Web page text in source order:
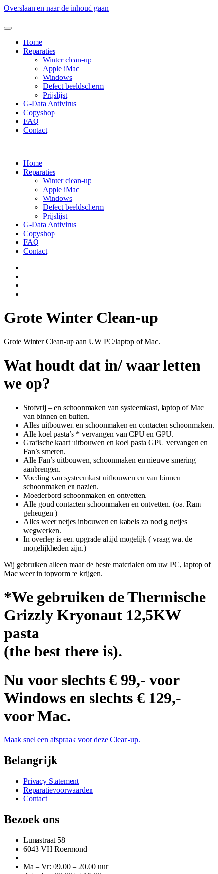
Overslaan en naar de inhoud gaan
Home
Reparaties
Winter clean-up
Apple iMac
Windows
Defect beeldscherm
Prijslijst
G-Data Antivirus
Copyshop
FAQ
Contact
Home
Reparaties
Winter clean-up
Apple iMac
Windows
Defect beeldscherm
Prijslijst
G-Data Antivirus
Copyshop
FAQ
Contact
Grote Winter Clean-up
Grote Winter Clean-up aan UW PC/laptop of Mac.
Wat houdt dat in/ waar letten
we op?
Stofvrij – en schoonmaken van systeemkast, laptop of Mac
van binnen en buiten.
Alles uitbouwen en schoonmaken en contacten schoonmaken.
Alle koel pasta’s * vervangen van CPU en GPU.
Grafische kaart uitbouwen en koel pasta GPU vervangen en
Fan’s smeren.
Alle Fan’s uitbouwen, schoonmaken en nieuwe smering
aanbrengen.
Voeding van systeemkast uitbouwen en van binnen
schoonmaken en nazien.
Moederbord schoonmaken en ontvetten.
Alle goud contacten schoonmaken en ontvetten. (oa. Ram
geheugen.)
Alles weer netjes inbouwen en kabels zo nodig netjes
wegwerken.
In overleg is een upgrade altijd mogelijk ( vraag wat de
mogelijkheden zijn.)
Wij gebruiken alleen maar de beste materialen om uw PC, laptop of
Mac weer in topvorm te krijgen.
*We gebruiken de Thermische
Grizzly Kryonaut 12,5KW
pasta
(the best there is).
Nu voor slechts € 99,- voor
Windows en slechts € 129,-
voor Mac.
Maak snel een afspraak voor deze Clean-up.
Belangrijk
Privacy Statement
Reparatievoorwaarden
Contact
Bezoek ons
Lunastraat 58
6043 VH Roermond
Ma – Vr: 09.00 – 20.00 uur